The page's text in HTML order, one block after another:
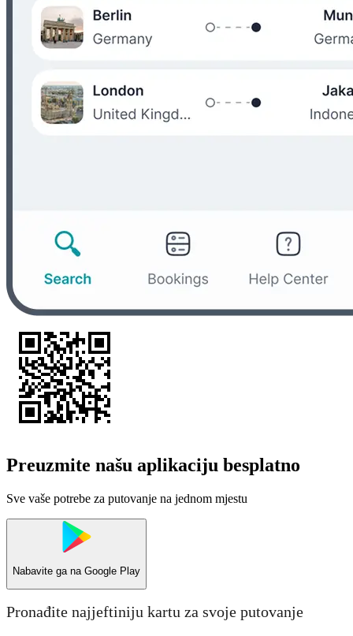
Preuzmite našu aplikaciju besplatno
Sve vaše potrebe za putovanje na jednom mjestu
Nabavite ga na Google Play
Pronađite najjeftiniju kartu za svoje putovanje